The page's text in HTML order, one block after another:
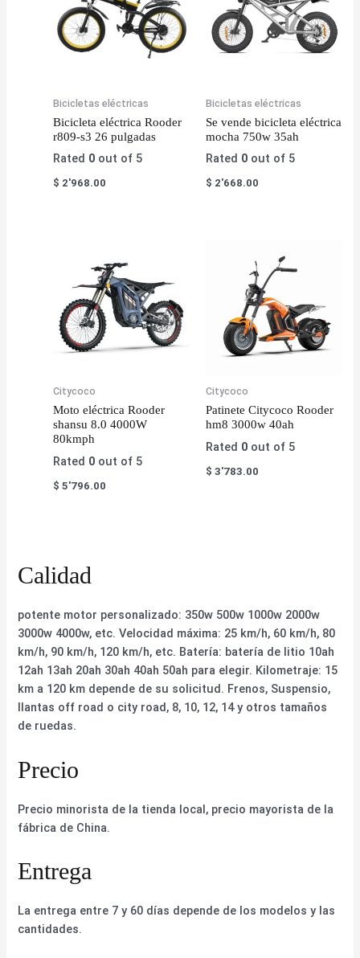
Bicicletas eléctricas
Bicicleta eléctrica Rooder
r809-s3 26 pulgadas
Rated 0 out of 5
$ 2'968.00
Bicicletas eléctricas
Se vende bicicleta eléctrica
mocha 750w 35ah
Rated 0out of 5
$ 2'668.00
Citycoco
Moto eléctrica Rooder
shansu 8.0 4000W
80kmph
Rated 0 out of 5
$ 5'796.00
Citycoco
Patinete Citycoco Rooder
hm8 3000w 40ah
Rated 0out of 5
$ 3'783.00
Calidad
potente motor personalizado: 350w 500w 1000w 2000w
3000w 4000w, etc. Velocidad máxima: 25 km/h, 60 km/h, 80
km/h, 90 km/h, 120 km/h, etc. Batería: batería de litio 10ah
12ah 13ah 20ah 30ah 40ah 50ah para elegir. Kilometraje: 15
km a 120 km depende de su solicitud. Frenos, Suspensio,
llantas off road o city road, 8, 10, 12, 14 y otros tamaños
de ruedas.
Precio
Precio minorista de la tienda local, precio mayorista de la
fábrica de China.
Entrega
La entrega entre 7 y 60 días depende de los modelos y las
cantidades.